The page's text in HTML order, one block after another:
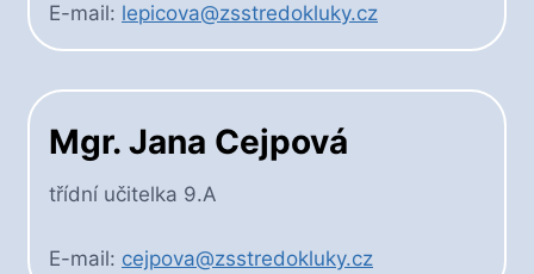
E-mail: lepicova@zsstredokluky.cz
Mgr. Jana Cejpová
třídní učitelka 9.A
E-mail: cejpova@zsstredokluky.cz